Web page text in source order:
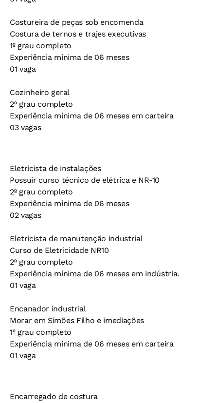
Costureira de peças sob encomenda
Costura de ternos e trajes executivas
1º grau completo
Experiência mínima de 06 meses
01 vaga
Cozinheiro geral
2º grau completo
Experiência mínima de 06 meses em carteira
03 vagas
Eletricista de instalações
Possuir curso técnico de elétrica e NR-10
2º grau completo
Experiência mínima de 06 meses
02 vagas
Eletricista de manutenção industrial
Curso de Eletricidade NR10
2º grau completo
Experiência mínima de 06 meses em indústria.
01 vaga
Encanador industrial
Morar em Simões Filho e imediações
1º grau completo
Experiência mínima de 06 meses em carteira
01 vaga
Encarregado de costura